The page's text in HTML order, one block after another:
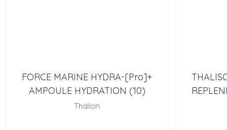
FORCE MARINE HYDRA-[Pro]+
AMPOULE HYDRATION (10)
Thalion